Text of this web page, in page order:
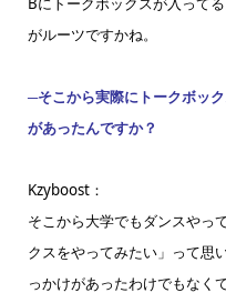
がルーツですかね。
─そこから実際にトークボッ
があったんですか？
Kzyboost：
そこから大学でもダンスやっ
クスをやってみたい」って思
っかけがあったわけでもなく